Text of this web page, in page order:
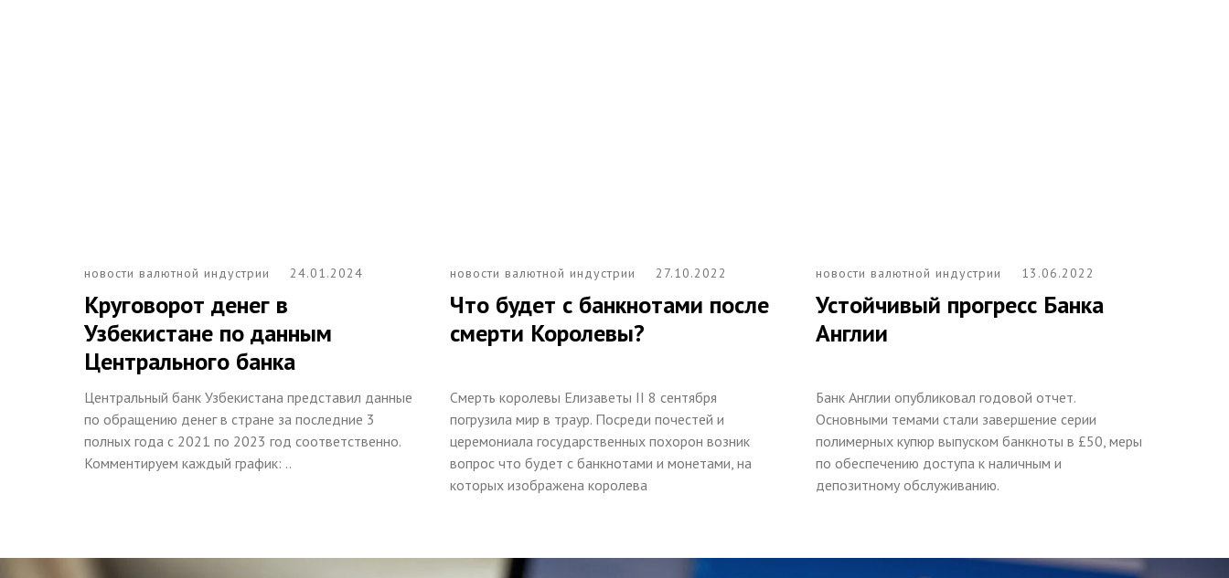
новости валютной индустрии 24.01.2024
Круговорот денег в
Узбекистане по данным
Центрального банка
Центральный банк Узбекистана представил данные
по обращению денег в стране за последние 3
полных года с 2021 по 2023 год соответственно.
Комментируем каждый график: ..
новости валютной индустрии 27.10.2022
Что будет с банкнотами после
смерти Королевы?
Смерть королевы Елизаветы II 8 сентября
погрузила мир в траур. Посреди почестей и
церемониала государственных похорон возник
вопрос что будет с банкнотами и монетами, на
которых изображена королева
новости валютной индустрии 13.06.2022
Устойчивый прогресс Банка
Англии
Банк Англии опубликовал годовой отчет.
Основными темами стали завершение серии
полимерных купюр выпуском банкноты в £50, меры
по обеспечению доступа к наличным и
депозитному обслуживанию.